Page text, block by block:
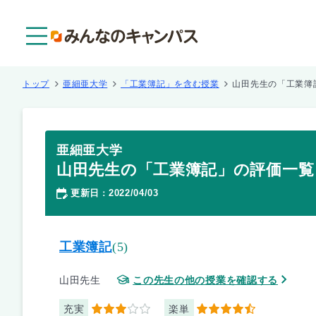
トップ 亜細亜大学 「工業簿記」を含む授業 山田先生の「工業簿
亜細亜大学
山田先生の「工業簿記」の評価一覧
更新日 ： 2022/04/03
工業簿記(5)
山田先生 この先生の他の授業を確認する
充実 3 楽単 4.5